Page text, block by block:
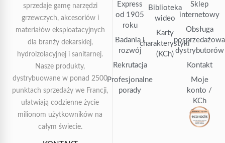
sprzedaje gamę narzędzi
grzewczych, akcesoriów i
materiałów eksploatacyjnych
dla branży dekarskiej,
hydroizolacyjnej i sanitarnej.
Nasze produkty,
dystrybuowane w ponad 2500
punktach sprzedaży we Francji,
ułatwiają codzienne życie
milionom użytkowników na
całym świecie.
Express
od 1905
roku
Badania i
rozwój
Rekrutacja
Profesjonalne
porady
Biblioteka
wideo
Karty
charakterystyki
(KCh)
Sklep
internetowy
Obsługa
posprzedażowa
dystrybutorów
Kontakt
Moje
konto /
KCh